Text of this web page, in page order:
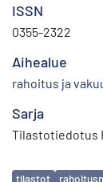
ISSN
0355-2322
Aihealue
rahoitus ja
Sarja
Tilastotiedotus
Avainsanat
tilastot